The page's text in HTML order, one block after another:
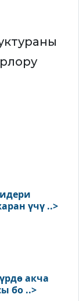
үчү ..>
акча
бо ..>